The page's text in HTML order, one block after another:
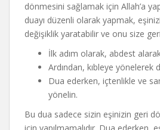
dönmesini sağlamak için Allah’a
duayı düzenli olarak yapmak,
değişiklik yaratabilir ve onu size
İlk adım olarak, abdest
Ardından, kıbleye yönelerek
Dua ederken, içtenlikle ve
yönelin.
Bu dua sadece sizin eşinizin geri